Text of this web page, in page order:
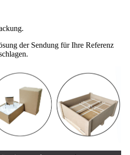
der Sendung für Ihre Referenz